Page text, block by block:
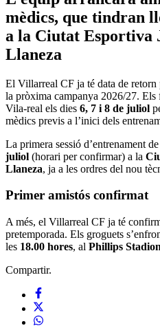
mèdics, que tindran
a la Ciutat Esportiva
Llaneza
El Villarreal CF ja té data de
la pròxima campanya 2026/27. Els
Vila-real els dies 6, 7 i 8 de juliol
mèdics previs a l’inici dels
La primera sessió d’entrenament
juliol (horari per confirmar) a la
Llaneza, ja a les ordres del nou
Primer amistós confirmat
A més, el Villarreal CF ja té
pretemporada. Els groguets
les 18.00 hores, al Phillips
Compartir.